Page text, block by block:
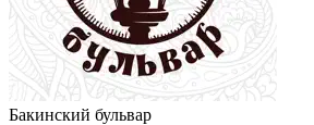
Бакинский бульвар